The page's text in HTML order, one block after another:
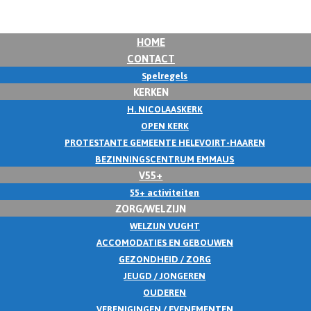
HOME
CONTACT
Spelregels
KERKEN
H. NICOLAASKERK
OPEN KERK
PROTESTANTE GEMEENTE HELEVOIRT-HAAREN
BEZINNINGSCENTRUM EMMAUS
V55+
55+ activiteiten
ZORG/WELZIJN
WELZIJN VUGHT
ACCOMODATIES EN GEBOUWEN
GEZONDHEID / ZORG
JEUGD / JONGEREN
OUDEREN